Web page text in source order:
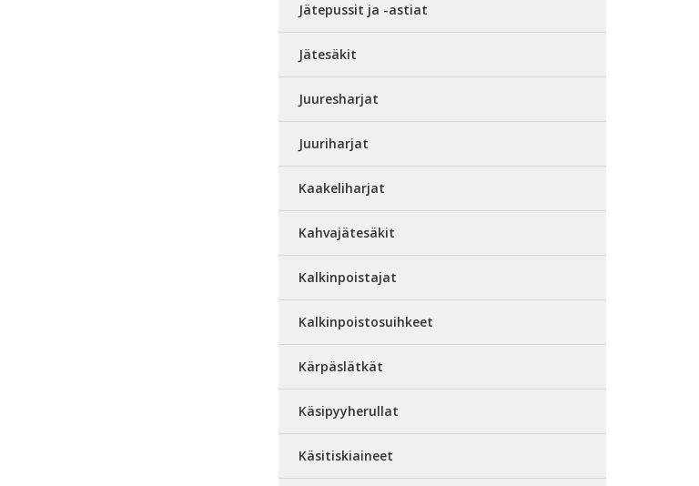
Jätepussit ja -astiat
Jätesäkit
Juuresharjat
Juuriharjat
Kaakeliharjat
Kahvajätesäkit
Kalkinpoistajat
Kalkinpoistosuihkeet
Kärpäslätkät
Käsipyyherullat
Käsitiskiaineet